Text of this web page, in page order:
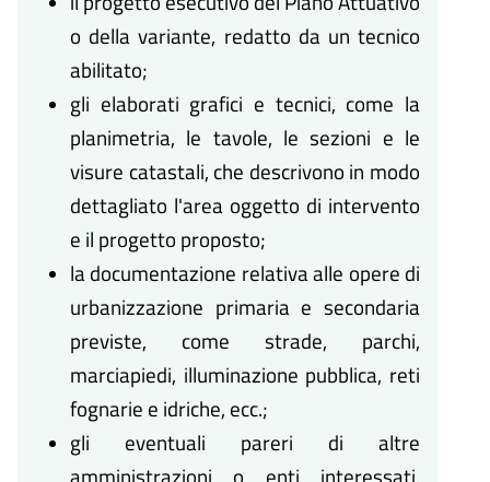
o della variante, redatto da un tecnico
abilitato;
gli elaborati grafici e tecnici, come la
planimetria, le tavole, le sezioni e le
visure catastali, che descrivono in modo
dettagliato l'area oggetto di intervento
e il progetto proposto;
la documentazione relativa alle opere di
urbanizzazione primaria e secondaria
previste, come strade, parchi,
marciapiedi, illuminazione pubblica, reti
fognarie e idriche, ecc.;
gli eventuali pareri di altre